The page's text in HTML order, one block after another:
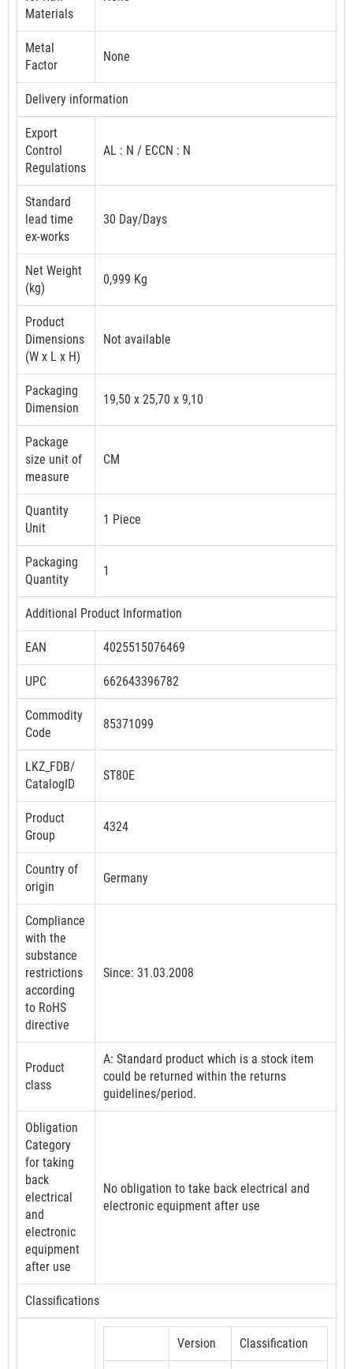
Materials
Metal
Factor
None
Delivery information
Export
Control
Regulations
AL : N / ECCN : N
Standard
lead time
ex-works
30 Day/Days
Net Weight
(kg)
0,999 Kg
Product
Dimensions
(W x L x H)
Not available
Packaging
Dimension
19,50 x 25,70 x 9,10
Package
size unit of
measure
CM
Quantity
Unit
1 Piece
Packaging
Quantity
1
Additional Product Information
EAN 4025515076469
UPC 662643396782
Commodity
Code
85371099
LKZ_FDB/
CatalogID
ST80E
Product
Group
4324
Country of
origin
Germany
Compliance
with the
substance
restrictions
according
to RoHS
directive
Since: 31.03.2008
Product
class
A: Standard product which is a stock item
could be returned within the returns
guidelines/period.
Obligation
Category
for taking
back
electrical
and
electronic
equipment
after use
No obligation to take back electrical and
electronic equipment after use
Classifications
Version Classification